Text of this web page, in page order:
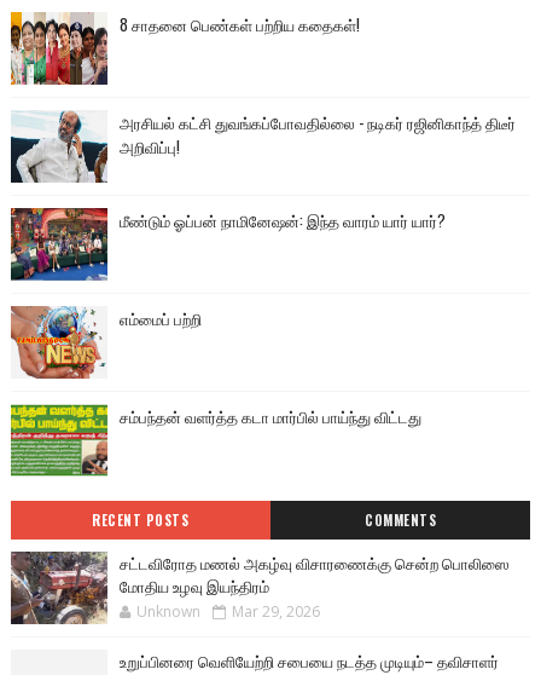
8 சாதனை பெண்கள் பற்றிய கதைகள்!
அரசியல் கட்சி துவங்கப்போவதில்லை - நடிகர் ரஜினிகாந்த் திடீர்
அறிவிப்பு!
மீண்டும் ஓப்பன் நாமினேஷன்: இந்த வாரம் யார் யார்?
எம்மைப் பற்றி
சம்பந்தன் வளர்த்த கடா மார்பில் பாய்ந்து விட்டது
RECENT POSTS COMMENTS
சட்டவிரோத மணல் அகழ்வு விசாரணைக்கு சென்ற பொலிஸை
மோதிய உழவு இயந்திரம்
Unknown Mar 29, 2026
உறுப்பினரை வெளியேற்றி சபையை நடத்த முடியும்– தவிசாளர்